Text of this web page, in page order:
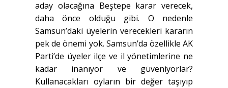
aday olacağına Beştepe karar verecek,
daha önce olduğu gibi. O nedenle
Samsun’daki üyelerin verecekleri kararın
pek de önemi yok. Samsun’da özellikle AK
Parti’de üyeler ilçe ve il yönetimlerine ne
kadar inanıyor ve güveniyorlar?
Kullanacakları oyların bir değer taşıyıp